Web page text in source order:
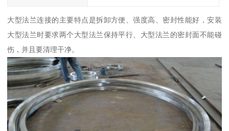
大型法兰连接的主要特点是拆卸方便、强度高、密封性能好，安装
大型法兰时要求两个大型法兰保持平行、大型法兰的密封面不能碰
伤，并且要清理干净。